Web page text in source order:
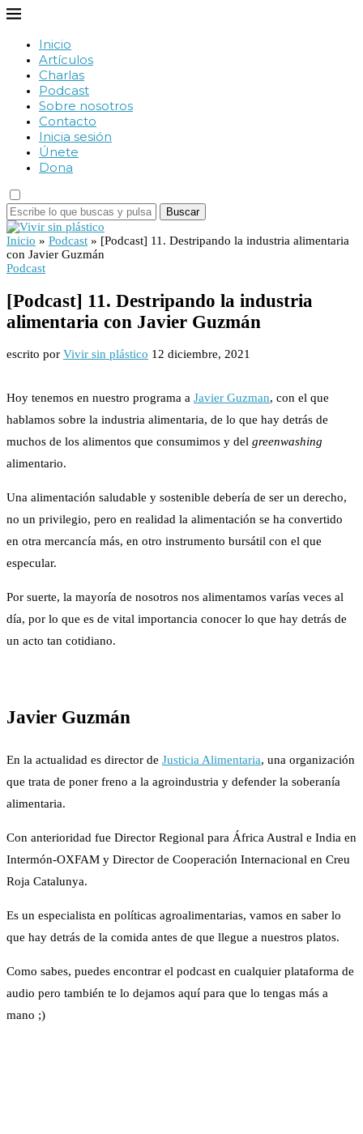
Inicio
Artículos
Charlas
Podcast
Sobre nosotros
Contacto
Inicia sesión
Únete
Dona
Buscar
Inicio » Podcast » [Podcast] 11. Destripando la industria alimentaria
con Javier Guzmán
Podcast
[Podcast] 11. Destripando la industria
alimentaria con Javier Guzmán
escrito por Vivir sin plástico 12 diciembre, 2021
Hoy tenemos en nuestro programa a Javier Guzman, con el que
hablamos sobre la industria alimentaria, de lo que hay detrás de
muchos de los alimentos que consumimos y del greenwashing
alimentario.
Una alimentación saludable y sostenible debería de ser un derecho,
no un privilegio, pero en realidad la alimentación se ha convertido
en otra mercancía más, en otro instrumento bursátil con el que
especular.
Por suerte, la mayoría de nosotros nos alimentamos varías veces al
día, por lo que es de vital importancia conocer lo que hay detrás de
un acto tan cotidiano.
Javier Guzmán
En la actualidad es director de Justicia Alimentaria, una organización
que trata de poner freno a la agroindustria y defender la soberanía
alimentaria.
Con anterioridad fue Director Regional para África Austral e India en
Intermón-OXFAM y Director de Cooperación Internacional en Creu
Roja Catalunya.
Es un especialista en políticas agroalimentarias, vamos en saber lo
que hay detrás de la comida antes de que llegue a nuestros platos.
Como sabes, puedes encontrar el podcast en cualquier plataforma de
audio pero también te lo dejamos aquí para que lo tengas más a
mano ;)